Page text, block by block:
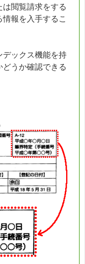
閲覧請求をする
報を入手するこ
デックス機能を持
うか確認できる